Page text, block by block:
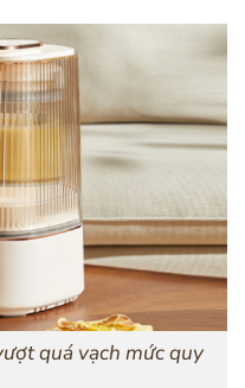
quá vạch mức quy